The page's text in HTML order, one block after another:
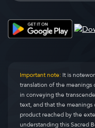
Important note:It is
translation of the meanings
in conveying the
text, and that the
product reached by the
understanding this Sacred